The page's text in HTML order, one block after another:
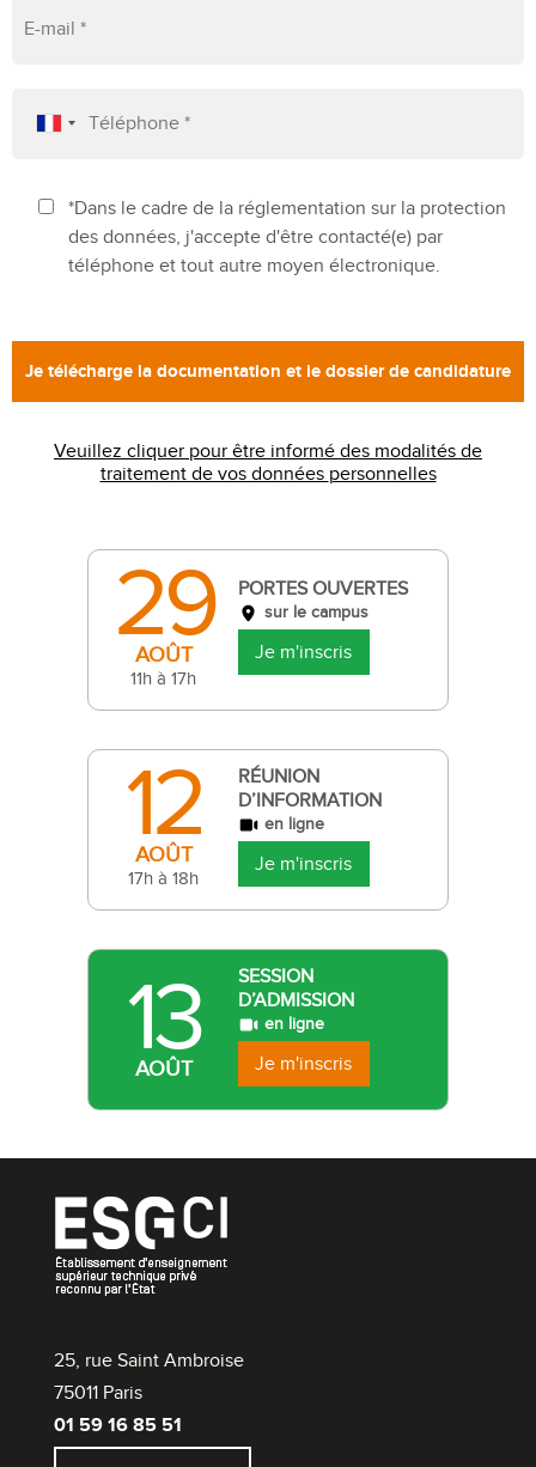
*Dans le cadre de la réglementation sur la protection
des données, j'accepte d'être contacté(e) par
téléphone et tout autre moyen électronique.
Veuillez cliquer pour être informé des modalités de
traitement de vos données personnelles
29
AOÛT
11h à 17h
PORTES OUVERTES
sur le campus
Je m'inscris
12
AOÛT
17h à 18h
RÉUNION
D’INFORMATION
en ligne
Je m'inscris
13
AOÛT
SESSION
D’ADMISSION
en ligne
Je m'inscris
25, rue Saint Ambroise
75011 Paris
01 59 16 85 51